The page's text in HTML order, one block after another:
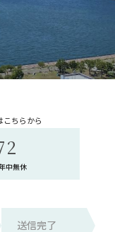
こちらから
中無休
送信完了